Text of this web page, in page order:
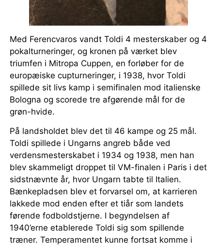
Med Ferencvaros vandt Toldi 4 mesterskaber og 4
pokalturneringer, og kronen på værket blev
triumfen i Mitropa Cuppen, en forløber for de
europæiske cupturneringer, i 1938, hvor Toldi
spillede sit livs kamp i semifinalen mod italienske
Bologna og scorede tre afgørende mål for de
grøn-hvide.
På landsholdet blev det til 46 kampe og 25 mål.
Toldi spillede i Ungarns angreb både ved
verdensmesterskabet i 1934 og 1938, men han
blev skammeligt droppet til VM-finalen i Paris i det
sidstnævnte år, hvor Ungarn tabte til Italien.
Bænkepladsen blev et forvarsel om, at karrieren
lakkede mod enden efter et tiår som landets
førende fodboldstjerne. I begyndelsen af
1940’erne etablerede Toldi sig som spillende
træner. Temperamentet kunne fortsat komme i